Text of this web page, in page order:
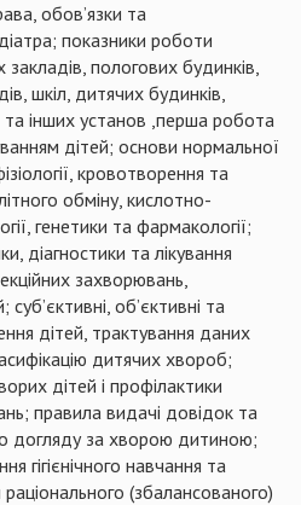
обов’язки та
показники роботи
пологових будинків,
шкіл, дитячих будинків,
інших установ ,перша робота
дітей; основи нормальної
кровотворення та
обміну, кислотно-
генетики та фармакології;
діагностики та лікування
захворювань,
суб’єктивні, об’єктивні та
дітей, трактування даних
дитячих хвороб;
дітей і профілактики
правила видачі довідок та
догляду за хворою дитиною;
гігієнічного навчання та
(збалансованого)